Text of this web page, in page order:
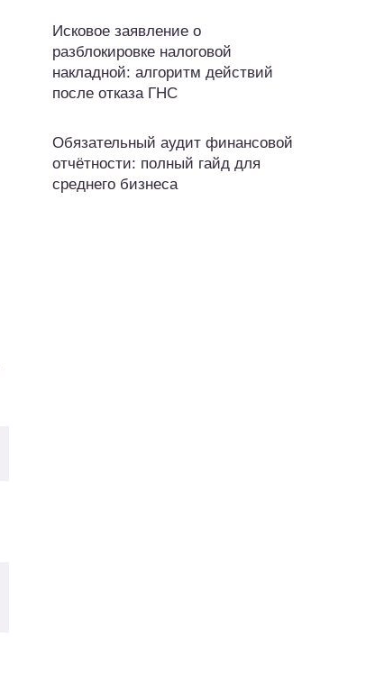
Исковое заявление о
разблокировке налоговой
накладной: алгоритм действий
после отказа ГНС
Обязательный аудит финансовой
отчётности: полный гайд для
среднего бизнеса